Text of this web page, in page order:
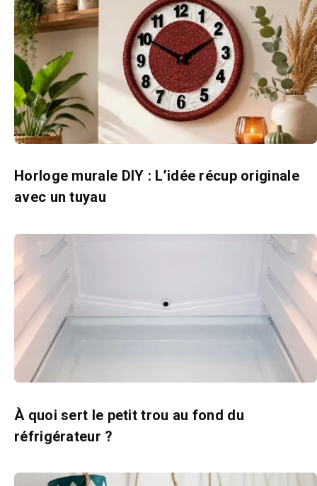
Horloge murale DIY : L’idée récup originale
avec un tuyau
À quoi sert le petit trou au fond du
réfrigérateur ?